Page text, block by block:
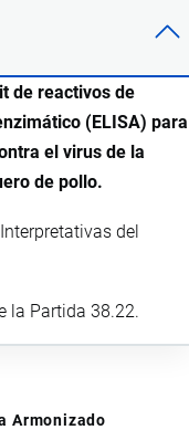
de reactivos de
(ELISA) para
el virus de la
de pollo.
del
la Partida 38.22.
Armonizado